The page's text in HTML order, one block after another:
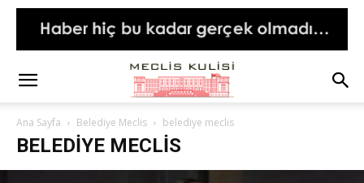
Ana Sayfa Belediye Meclis belediye meclis
BELEDIYE MECLIS